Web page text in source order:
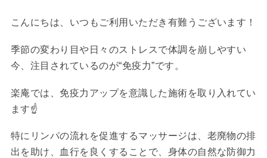
こんにちは、いつもご利用いただき有難うございます！
季節の変わり目や日々のストレスで体調を崩しやすい
今、注目されているのが“免疫力”です。
楽庵では、免疫力アップを意識した施術を取り入れてい
ます☝️
特にリンパの流れを促進するマッサージは、老廃物の排
出を助け、血行を良くすることで、身体の自然な防御力